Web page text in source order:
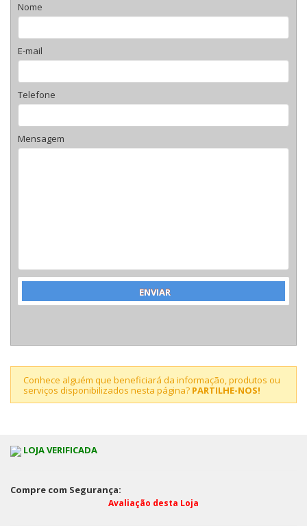
Nome
E-mail
Telefone
Mensagem
Conhece alguém que beneficiará da informação, produtos ou
serviços disponibilizados nesta página? PARTILHE-NOS!
LOJA VERIFICADA
Compre com Segurança:
Avaliação desta Loja